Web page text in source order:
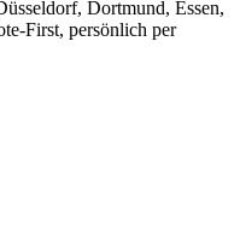
Dortmund, Essen,
First, persönlich per